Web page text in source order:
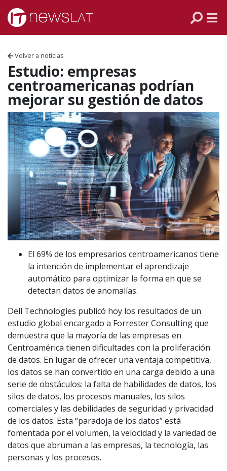
Skip to content
Volver a noticias
Estudio: empresas
centroamericanas podrían
mejorar su gestión de datos
El 69% de los empresarios centroamericanos tiene
la intención de implementar el aprendizaje
automático para optimizar la forma en que se
detectan datos de anomalías.
Dell Technologies publicó hoy los resultados de un
estudio global encargado a Forrester Consulting que
demuestra que la mayoría de las empresas en
Centroamérica tienen dificultades con la proliferación
de datos. En lugar de ofrecer una ventaja competitiva,
los datos se han convertido en una carga debido a una
serie de obstáculos: la falta de habilidades de datos, los
silos de datos, los procesos manuales, los silos
comerciales y las debilidades de seguridad y privacidad
de los datos. Esta “paradoja de los datos” está
fomentada por el volumen, la velocidad y la variedad de
datos que abruman a las empresas, la tecnología, las
personas y los procesos.
ECUADOR
CHILE
ARGENTINA
MÉXICO